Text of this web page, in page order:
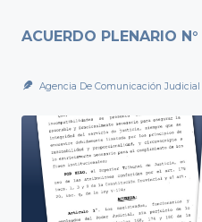
ACUERDO PLENARIO
Agencia De Comunicación Judicial